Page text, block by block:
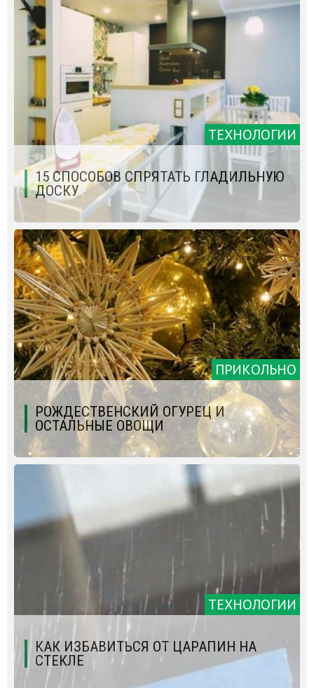
ТЕХНОЛОГИИ
15 СПОСОБОВ СПРЯТАТЬ ГЛАДИЛЬНУЮ
ДОСКУ
ПРИКОЛЬНО
РОЖДЕСТВЕНСКИЙ ОГУРЕЦ И
ОСТАЛЬНЫЕ ОВОЩИ
ТЕХНОЛОГИИ
КАК ИЗБАВИТЬСЯ ОТ ЦАРАПИН НА
СТЕКЛЕ